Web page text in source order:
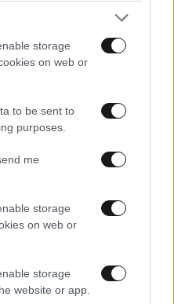
storage
on web or
to be sent to
purposes.
me
storage
on web or
storage
website or app.